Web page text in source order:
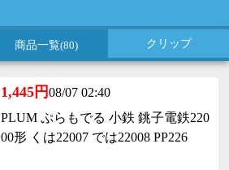
商品一覧(80) クリップ
1,445円08/07 02:40
PLUM ぷらもでる 小鉄 銚子電鉄220
00形 くは22007 では22008 PP226